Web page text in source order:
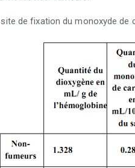
de fixation du monoxyde de